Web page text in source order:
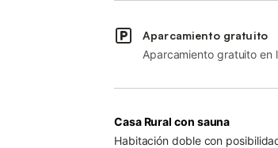
Aparcamiento gratuito
Aparcamiento gratuito en
Casa Rural con sauna
Habitación doble con